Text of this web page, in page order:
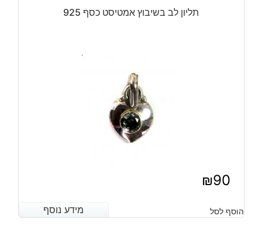
₪140.
₪110.תליון לב בשיבוץ אמטיסט כסף 925
₪90
מידע נוסף הוסף לסל מידע נוסף